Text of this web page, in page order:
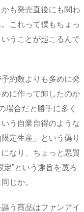
も発売直後にも関わ
これって僕もちょっ
うことが起こるんで
約数よりも多めに発
に作って卸したのか
場合だと勝手に多く
う自業自得のような
定生産」という偽り
なり、ちょっと悪質
定”という趣旨を蔑ろ
じか。
う商品はファンアイ